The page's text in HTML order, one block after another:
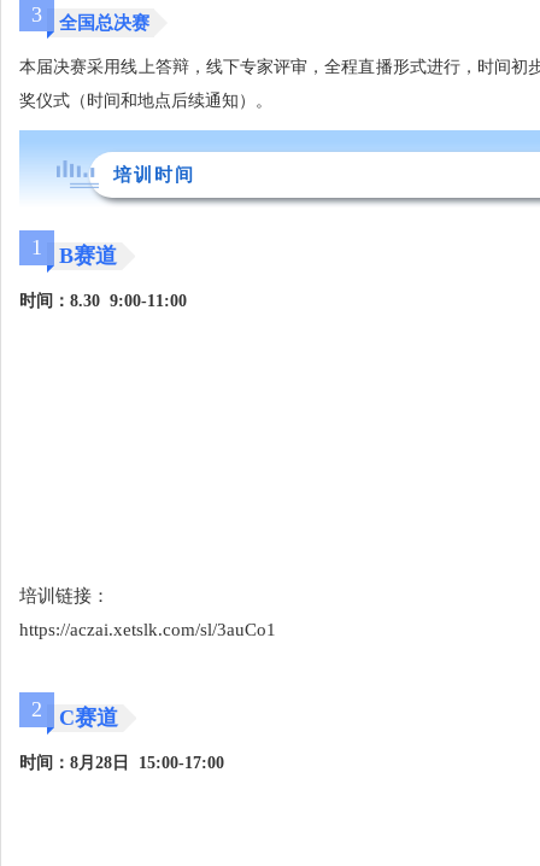
3 全国总决赛
本届决赛采用线上答辩，线下专家评审，全程直播形式进行，时间
奖仪式（时间和地点后续通知）。
培训时间
1 B赛道
时间：8.30 9:00-11:00
培训链接：
https://aczai.xetslk.com/sl/3auCo1
2 C赛道
时间：8月28日 15:00-17:00